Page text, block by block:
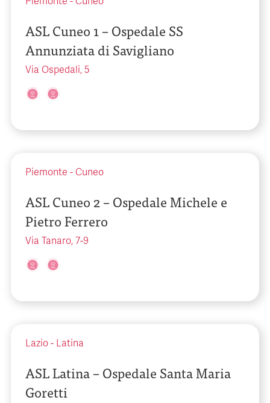
ASL Cuneo 1 – Ospedale SS
Annunziata di Savigliano
Via Ospedali, 5
Piemonte - Cuneo
ASL Cuneo 2 – Ospedale Michele e
Pietro Ferrero
Via Tanaro, 7-9
Lazio - Latina
ASL Latina – Ospedale Santa Maria
Goretti